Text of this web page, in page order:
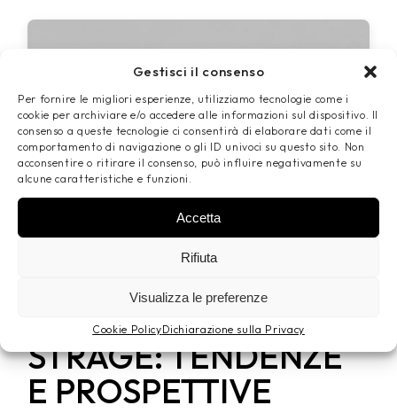
Gestisci il consenso
Per fornire le migliori esperienze, utilizziamo tecnologie come i
cookie per archiviare e/o accedere alle informazioni sul dispositivo. Il
consenso a queste tecnologie ci consentirà di elaborare dati come il
comportamento di navigazione o gli ID univoci su questo sito. Non
acconsentire o ritirare il consenso, può influire negativamente su
alcune caratteristiche e funzioni.
Accetta
Rifiuta
Visualizza le preferenze
Cookie PolicyDichiarazione sulla Privacy
By Francesco Fellini
GOOGLE CHROME
STRAGE: TENDENZE
E PROSPETTIVE